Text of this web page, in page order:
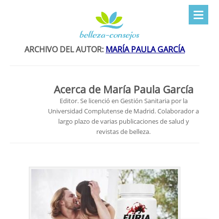
ARCHIVO DEL AUTOR: MARÍA PAULA GARCÍA
Acerca de María Paula García
Editor. Se licenció en Gestión Sanitaria por la
Universidad Complutense de Madrid. Colaborador a
largo plazo de varias publicaciones de salud y
revistas de belleza.